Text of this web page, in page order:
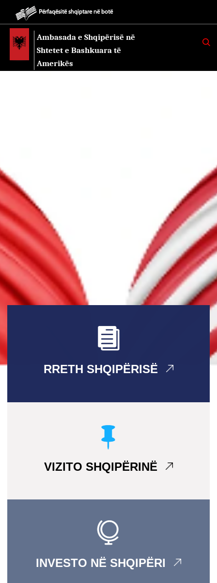
Përfaqësitë shqiptare në botë
Ambasada e Shqipërisë në
Shtetet e Bashkuara të
Amerikës
K
E
RRETH SHQIPËRISË
VIZITO SHQIPËRINË
INVESTO NË SHQIPËRI